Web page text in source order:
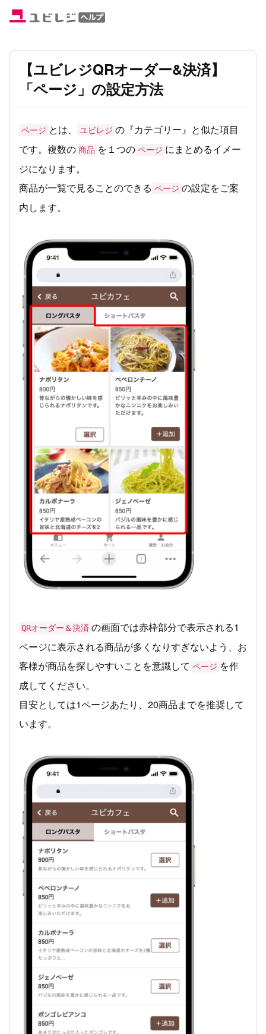
【ユビレジQRオーダー&決済】
「ページ」の設定方法
ページ とは、 ユビレジ の『カテゴリー』と似た項目
です。複数の 商品 を１つの ページ にまとめるイメー
ジになります。
商品が一覧で見ることのできる ページ の設定をご案
内します。
QRオーダー＆決済 の画面では赤枠部分で表示される1
ページに表示される商品が多くなりすぎないよう、お
客様が商品を探しやすいことを意識して ページ を作
成してください。
目安としては1ページあたり、20商品までを推奨して
います。